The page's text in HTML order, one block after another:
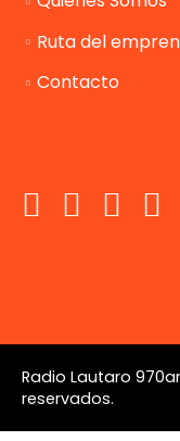
Ruta del
Contacto
Radio Lautaro
reservados.